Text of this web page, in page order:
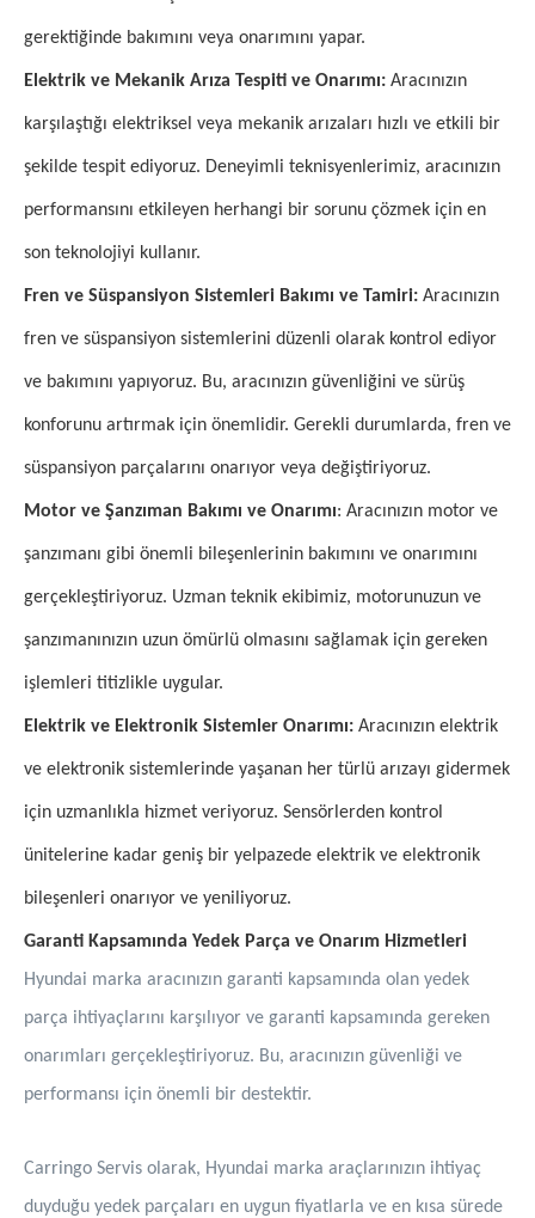
gerektiğinde bakımını veya onarımını yapar.
Elektrik ve Mekanik Arıza Tespiti ve Onarımı: Aracınızın
karşılaştığı elektriksel veya mekanik arızaları hızlı ve etkili bir
şekilde tespit ediyoruz. Deneyimli teknisyenlerimiz, aracınızın
performansını etkileyen herhangi bir sorunu çözmek için en
son teknolojiyi kullanır.
Fren ve Süspansiyon Sistemleri Bakımı ve Tamiri: Aracınızın
fren ve süspansiyon sistemlerini düzenli olarak kontrol ediyor
ve bakımını yapıyoruz. Bu, aracınızın güvenliğini ve sürüş
konforunu artırmak için önemlidir. Gerekli durumlarda, fren ve
süspansiyon parçalarını onarıyor veya değiştiriyoruz.
Motor ve Şanzıman Bakımı ve Onarımı: Aracınızın motor ve
şanzımanı gibi önemli bileşenlerinin bakımını ve onarımını
gerçekleştiriyoruz. Uzman teknik ekibimiz, motorunuzun ve
şanzımanınızın uzun ömürlü olmasını sağlamak için gereken
işlemleri titizlikle uygular.
Elektrik ve Elektronik Sistemler Onarımı: Aracınızın elektrik
ve elektronik sistemlerinde yaşanan her türlü arızayı gidermek
için uzmanlıkla hizmet veriyoruz. Sensörlerden kontrol
ünitelerine kadar geniş bir yelpazede elektrik ve elektronik
bileşenleri onarıyor ve yeniliyoruz.
Garanti Kapsamında Yedek Parça ve Onarım Hizmetleri
Hyundai marka aracınızın garanti kapsamında olan yedek
parça ihtiyaçlarını karşılıyor ve garanti kapsamında gereken
onarımları gerçekleştiriyoruz. Bu, aracınızın güvenliği ve
performansı için önemli bir destektir.
Carringo Servis olarak, Hyundai marka araçlarınızın ihtiyaç
duyduğu yedek parçaları en uygun fiyatlarla ve en kısa sürede